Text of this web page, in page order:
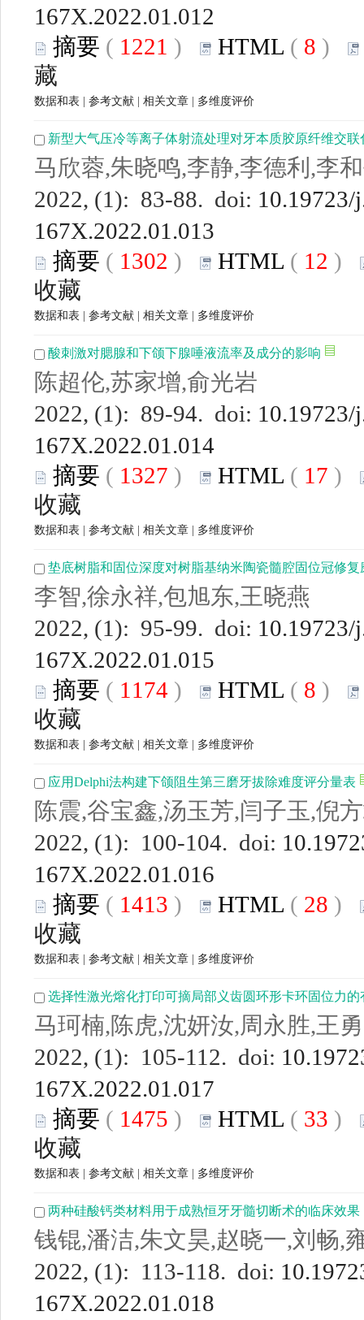
167X.2022.01.012
摘要 ( 1221 ) HTML ( 8 )
藏
数据和表 参考文献 相关文章 多维度评价
新型大气压冷等离子体射流处理对牙本质胶原纤维交联
马欣蓉,朱晓鸣,李静,李德利,李
2022, (1): 83-88. doi: 10.19723/
167X.2022.01.013
摘要 ( 1302 ) HTML ( 12 )
收藏
数据和表 参考文献 相关文章 多维度评价
酸刺激对腮腺和下颌下腺唾液流率及成分的影响
陈超伦,苏家增,俞光岩
2022, (1): 89-94. doi: 10.19723/
167X.2022.01.014
摘要 ( 1327 ) HTML ( 17 )
收藏
数据和表 参考文献 相关文章 多维度评价
垫底树脂和固位深度对树脂基纳米陶瓷髓腔固位冠修
李智,徐永祥,包旭东,王晓燕
2022, (1): 95-99. doi: 10.19723/
167X.2022.01.015
摘要 ( 1174 ) HTML ( 8 )
收藏
数据和表 参考文献 相关文章 多维度评价
应用Delphi法构建下颌阻生第三磨牙拔除难度评分量表
陈震,谷宝鑫,汤玉芳,闫子玉,倪
2022, (1): 100-104. doi:
167X.2022.01.016
摘要 ( 1413 ) HTML ( 28 )
收藏
数据和表 参考文献 相关文章 多维度评价
选择性激光熔化打印可摘局部义齿圆环形卡环固位力的
马珂楠,陈虎,沈妍汝,周永胜,王
2022, (1): 105-112. doi:
167X.2022.01.017
摘要 ( 1475 ) HTML ( 33 )
收藏
数据和表 参考文献 相关文章 多维度评价
两种硅酸钙类材料用于成熟恒牙牙髓切断术的临床效果
钱锟,潘洁,朱文昊,赵晓一,刘畅,
2022, (1): 113-118. doi:
167X.2022.01.018